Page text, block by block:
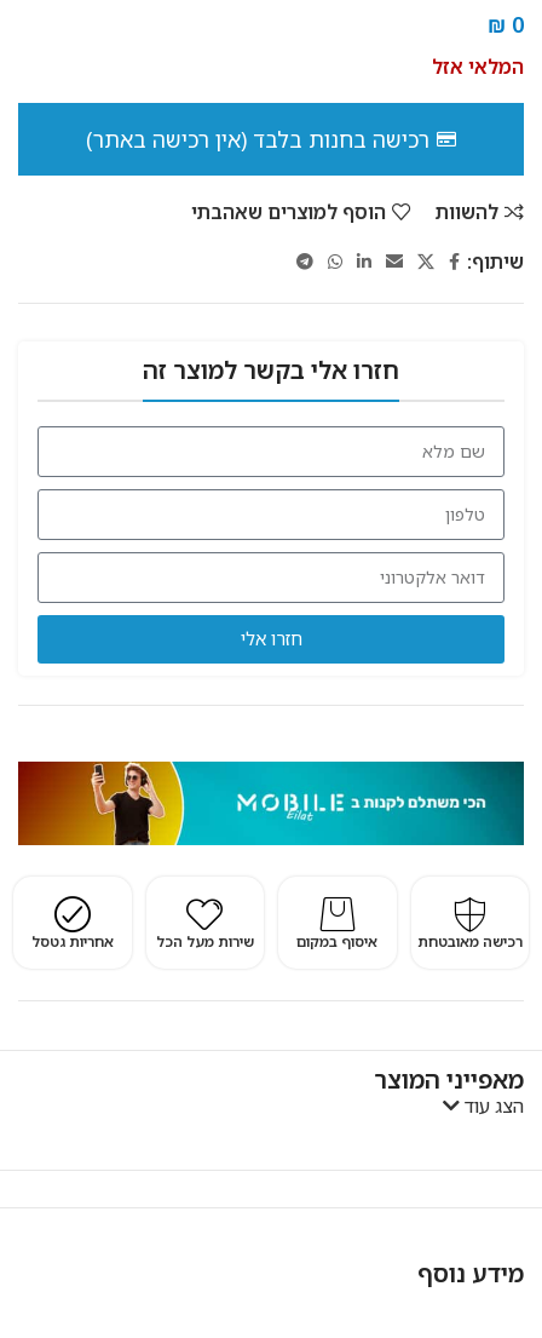
₪ 0
המלאי אזל
רכישה בחנות בלבד (אין רכישה באתר)
להשוות
הוסף למוצרים שאהבתי
שיתוף:
חזרו אלי בקשר למוצר זה
חזרו אלי
רכישה מאובטחת איסוף במקום שירות מעל הכל אחריות גטסל
מאפייני המוצר
הצג עוד
מידע נוסף